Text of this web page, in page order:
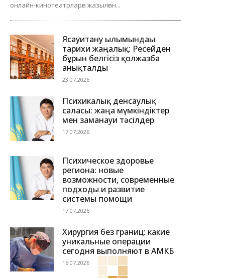
онлайн-кинотеатрларға жазылған...
Ясауитану ғылымындағы
тарихи жаңалық: Ресейден
бұрын белгісіз қолжазба
анықталды
23.07.2026
Психикалық денсаулық
саласы: жаңа мүмкіндіктер
мен заманауи тәсілдер
17.07.2026
Психическое здоровье
региона: новые
возможности, современные
подходы и развитие
системы помощи
17.07.2026
Хирургия без границ: какие
уникальные операции
сегодня выполняют в АМКБ
16.07.2026